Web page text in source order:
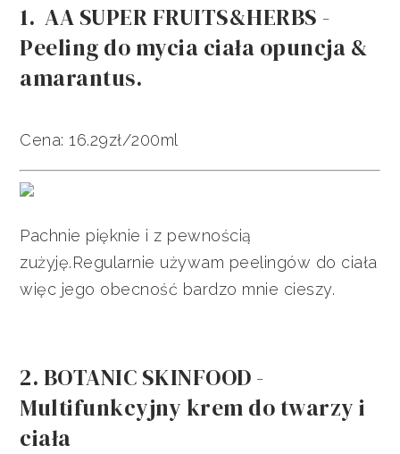
1. AA SUPER FRUITS&HERBS -
Peeling do mycia ciała opuncja &
amarantus.
Cena: 16.29zł/200ml
Pachnie pięknie i z pewnością
zużyję.Regularnie używam peelingów do ciała
więc jego obecność bardzo mnie cieszy.
2. BOTANIC SKINFOOD -
Multifunkcyjny krem do twarzy i
ciała